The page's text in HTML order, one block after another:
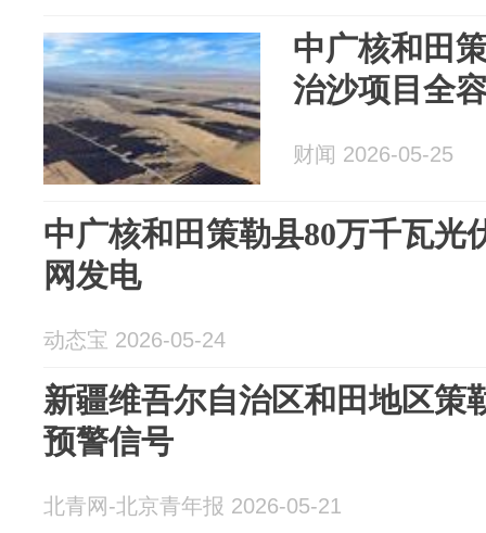
中广核和田
治沙项目全
财闻 2026-05-25
中广核和田策勒县80万千瓦光
网发电
动态宝 2026-05-24
新疆维吾尔自治区和田地区策
预警信号
北青网-北京青年报 2026-05-21